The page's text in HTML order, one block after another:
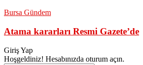
Bursa Gündem
Atama kararları Resmi Gazete’de
Giriş Yap
Hoşgeldiniz! Hesabınızda oturum açın.